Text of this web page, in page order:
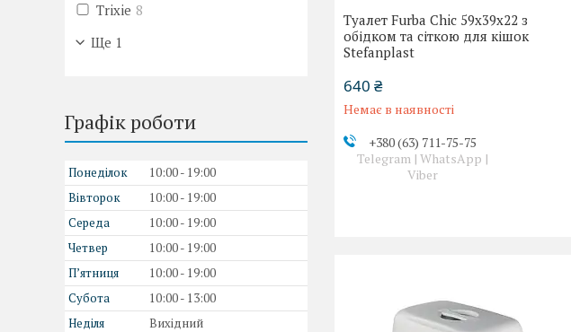
Туалет Furba Chic 59x39x22 з
обідком та сіткою для кішок
Stefanplast
640 ₴
Немає в наявності
+380 (63) 711-75-75
Telegram | WhatsApp |
Viber
Trixie 8
Ще 1
Графік роботи
Понеділок 10:00
19:00
Вівторок
10:00
19:00
Середа
10:00
19:00
Четвер
10:00
19:00
Пʼятниця
10:00
19:00
Субота
10:00
13:00
Неділя
Вихідний